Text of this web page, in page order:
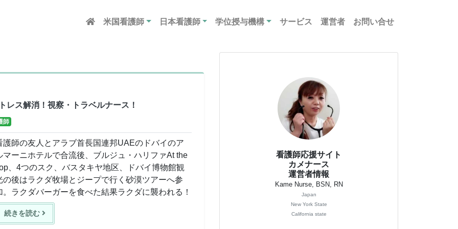
米国看護師 日本看護師 学位授与機構 サービス 運営者 お問い合せ
ス解消！視察・トラベルナース！
師
護師の友人とアラブ首長国連邦UAEのドバイのア
マーニホテルで合流後、ブルジュ・ハリファAt the
、4つのスク、バスタキヤ地区、ドバイ博物館観
の後はラクダ牧場とジープで行く砂漠ツアーへ参
。ラクダバーガーを食べた結果ラクダに襲われる！
続きを読む
看護師応援サイト
カメナース
運営者情報
Kame Nurse, BSN, RN
Japan
New York State
California state